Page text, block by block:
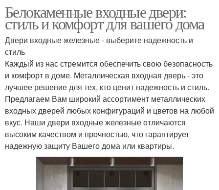
Белокаменные входные двери:
стиль и комфорт для вашего дома
Двери входные железные - выберите надежность и
стиль
Каждый из нас стремится обеспечить свою безопасность
и комфорт в доме. Металлическая входная дверь - это
лучшее решение для тех, кто ценит надежность и стиль.
Предлагаем Вам широкий ассортимент металлических
входных дверей любых конфигураций и цветов на любой
вкус. Наши двери входные железные отличаются
высоким качеством и прочностью, что гарантирует
надежную защиту Вашего дома или квартиры.